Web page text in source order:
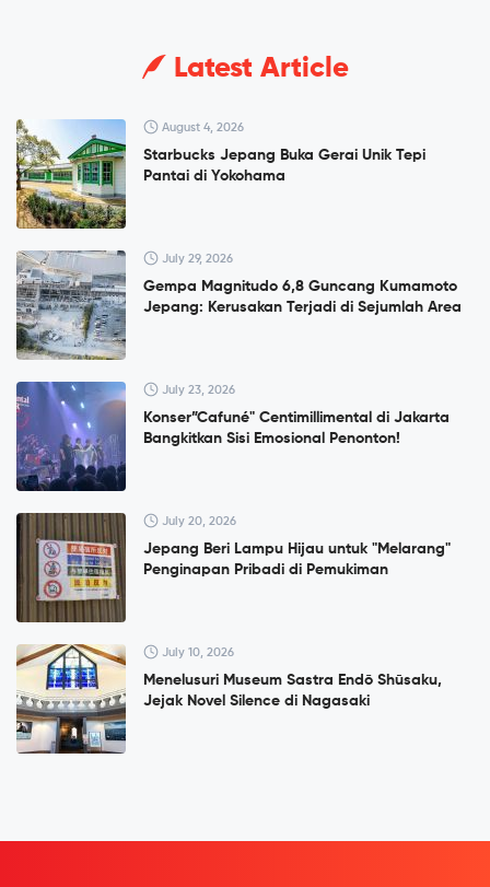
Latest Article
August 4, 2026
Starbucks Jepang Buka Gerai Unik Tepi
Pantai di Yokohama
July 29, 2026
Gempa Magnitudo 6,8 Guncang Kumamoto
Jepang: Kerusakan Terjadi di Sejumlah Area
July 23, 2026
Konser”Cafuné" Centimillimental di Jakarta
Bangkitkan Sisi Emosional Penonton!
July 20, 2026
Jepang Beri Lampu Hijau untuk "Melarang"
Penginapan Pribadi di Pemukiman
July 10, 2026
Menelusuri Museum Sastra Endō Shūsaku,
Jejak Novel Silence di Nagasaki